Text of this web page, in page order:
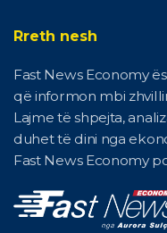
Rreth nesh
Fast News Economy
që informon mbi
Lajme të shpejta,
duhet të dini nga
Fast News Economy